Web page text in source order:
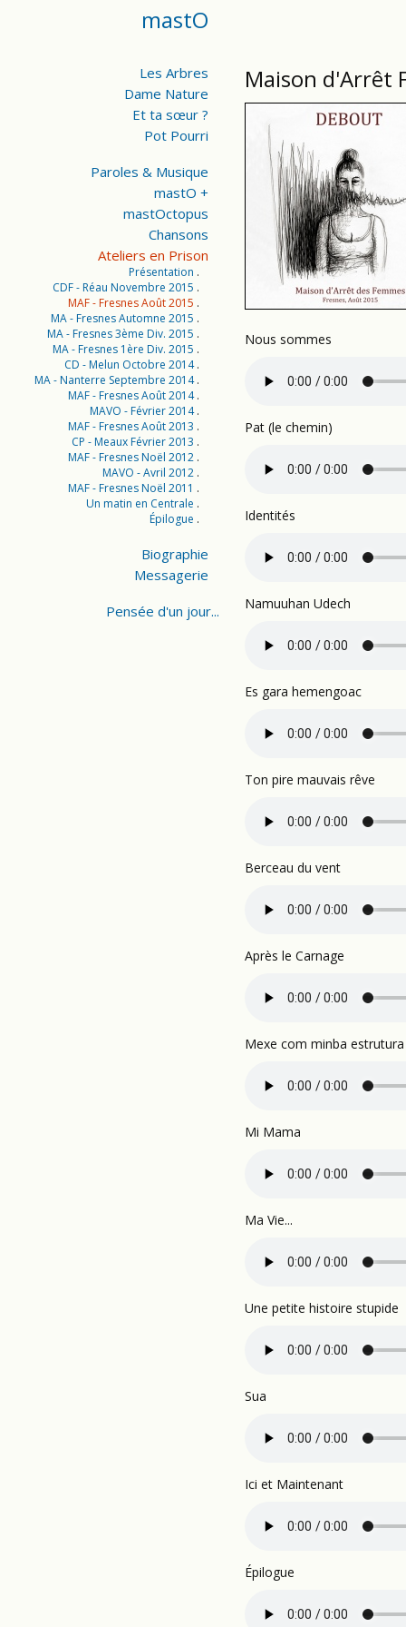
mastO
Les Arbres
Dame Nature
Et ta sœur ?
Pot Pourri
Paroles & Musique
mastO +
mastOctopus
Chansons
Ateliers en Prison
Présentation
CDF - Réau Novembre 2015
MAF - Fresnes Août 2015
MA - Fresnes Automne 2015
MA - Fresnes 3ème Div. 2015
MA - Fresnes 1ère Div. 2015
CD - Melun Octobre 2014
MA - Nanterre Septembre 2014
MAF - Fresnes Août 2014
MAVO - Février 2014
MAF - Fresnes Août 2013
CP - Meaux Février 2013
MAF - Fresnes Noël 2012
MAVO - Avril 2012
MAF - Fresnes Noël 2011
Un matin en Centrale
Épilogue
Biographie
Messagerie
Pensée d'un jour...
Maison d'Arrêt
Nous sommes
Pat (le chemin)
Identités
Namuuhan Udech
Es gara hemengoac
Ton pire mauvais rêve
Berceau du vent
Après le Carnage
Mexe com minba estrutura
Mi Mama
Ma Vie...
Une petite histoire stupide
Sua
Ici et Maintenant
Épilogue